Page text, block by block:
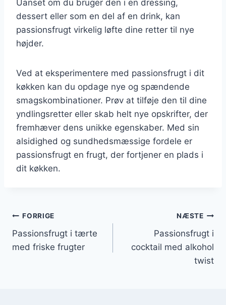
Uanset om du bruger den i en dressing,
dessert eller som en del af en drink, kan
passionsfrugt virkelig løfte dine retter til nye
højder.
Ved at eksperimentere med passionsfrugt i dit
køkken kan du opdage nye og spændende
smagskombinationer. Prøv at tilføje den til dine
yndlingsretter eller skab helt nye opskrifter, der
fremhæver dens unikke egenskaber. Med sin
alsidighed og sundhedsmæssige fordele er
passionsfrugt en frugt, der fortjener en plads i
dit køkken.
Indlægsnavigation
FORRIGE
Passionsfrugt i tærte
med friske frugter
NÆSTE
Passionsfrugt i
cocktail med alkohol
twist